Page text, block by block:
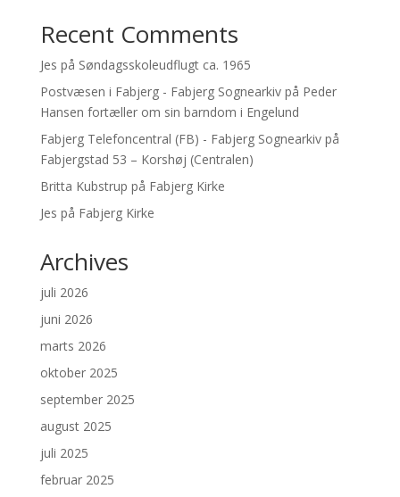
Recent Comments
Jes på Søndagsskoleudflugt ca. 1965
Postvæsen i Fabjerg - Fabjerg Sognearkivpå Peder
Hansen fortæller om sin barndom i Engelund
Fabjerg Telefoncentral (FB) - Fabjerg Sognearkivpå
Fabjergstad 53 – Korshøj (Centralen)
Britta Kubstrup på Fabjerg Kirke
Jes på Fabjerg Kirke
Archives
juli 2026
juni 2026
marts 2026
oktober 2025
september 2025
august 2025
juli 2025
februar 2025